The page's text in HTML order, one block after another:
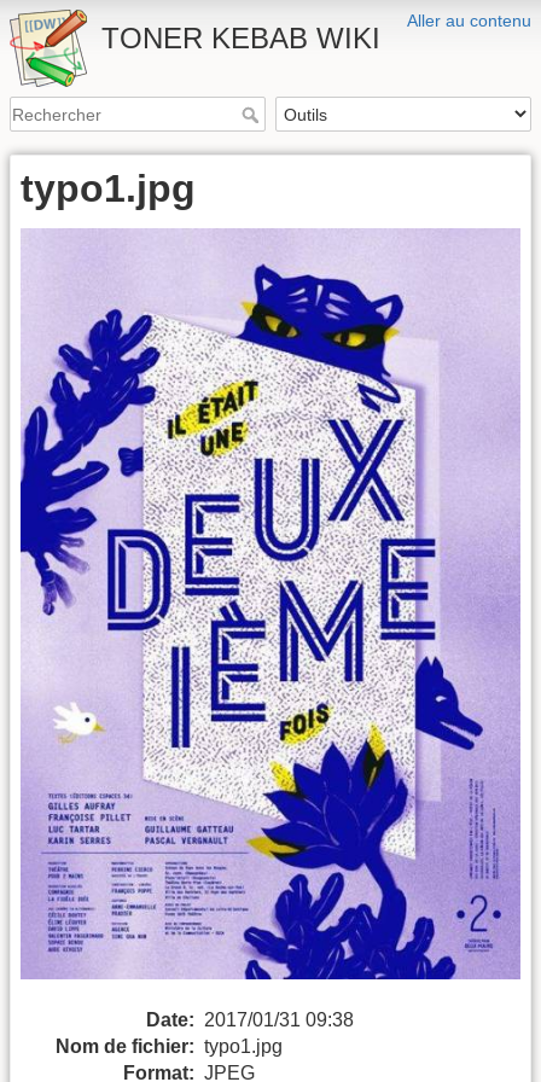
Aller au contenu
TONER KEBAB WIKI
typo1.jpg
Date: 2017/01/31 09:38
Nom de fichier: typo1.jpg
Format: JPEG